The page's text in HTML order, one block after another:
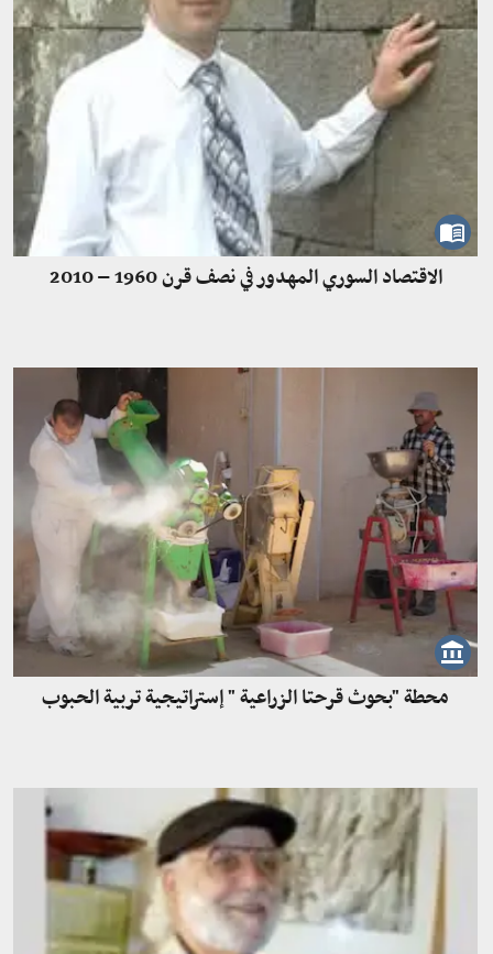
الاقتصاد السوري المهدور في نصف قرن 1960 – 2010
محطة "بحوث قرحتا الزراعية " إستراتيجية تربية الحبوب